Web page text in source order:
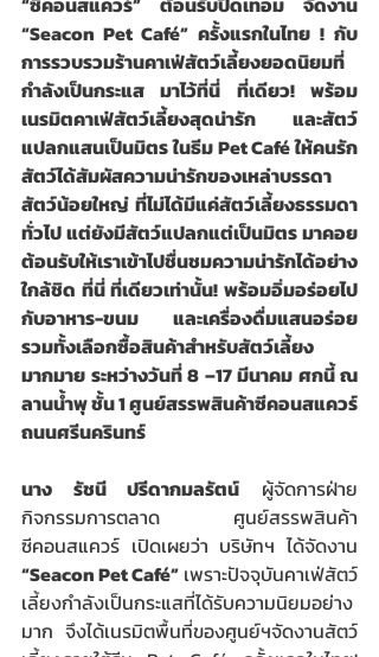
“Seacon Pet Café” ครั้งแรกในไทย ! กับ
การรวบรวมร้านคาเฟ่สัตว์เลี้ยงยอดนิยมที่
กำลังเป็นกระแส มาไว้ที่นี่ ที่เดียว! พร้อม
เนรมิตคาเฟ่สัตว์เลี้ยงสุดน่ารัก และสัตว์
แปลกแสนเป็นมิตร ในธีม Pet Café ให้คนรัก
สัตว์ได้สัมผัสความน่ารักของเหล่าบรรดา
สัตว์น้อยใหญ่ ที่ไม่ได้มีแค่สัตว์เลี้ยงธรรมดา
ทั่วไป แต่ยังมีสัตว์แปลกแต่เป็นมิตร มาคอย
ต้อนรับให้เราเข้าไปชื่นชมความน่ารักได้อย่าง
ใกล้ชิด ที่นี่ ที่เดียวเท่านั้น! พร้อมอิ่มอร่อยไป
กับอาหาร-ขนม และเครื่องดื่มแสนอร่อย
รวมทั้งเลือกซื้อสินค้าสำหรับสัตว์เลี้ยง
มากมาย ระหว่างวันที่ 8 –17 มีนาคม ศกนี้ ณ
ลานน้ำพุ ชั้น 1 ศูนย์สรรพสินค้าซีคอนสแควร์
ถนนศรีนครินทร์
นาง รัชนี ปรีดากมลรัตน์ ผู้จัดการฝ่าย
กิจกรรมการตลาด ศูนย์สรรพสินค้า
“Seacon Pet Café” เพราะปัจจุบันคาเฟ่สัตว์
เลี้ยงกำลังเป็นกระแสที่ได้รับความนิยมอย่าง
มาก จึงได้เนรมิตพื้นที่ของศูนย์ฯจัดงานสัตว์